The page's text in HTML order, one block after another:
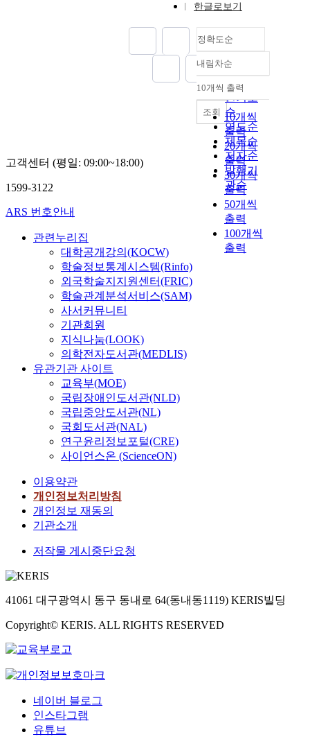
한글로보기
정확도순
정확도
순
인기도
순
연도순
제목순
저자순
발행기
관순
내림차순
내림차순
10개씩 출력
10개씩
출력
20개씩
출력
30개씩
출력
50개씩
출력
100개씩
출력
조회
고객센터 (평일: 09:00~18:00)
1599-3122
ARS 번호안내
관련누리집
대학공개강의(KOCW)
학술정보통계시스템(Rinfo)
외국학술지지원센터(FRIC)
학술관계분석서비스(SAM)
사서커뮤니티
기관회원
지식나눔(LOOK)
의학전자도서관(MEDLIS)
유관기관 사이트
교육부(MOE)
국립장애인도서관(NLD)
국립중앙도서관(NL)
국회도서관(NAL)
연구윤리정보포털(CRE)
사이언스온 (ScienceON)
이용약관
개인정보처리방침
개인정보 재동의
기관소개
저작물 게시중단요청
41061 대구광역시 동구 동내로 64(동내동1119) KERIS빌딩
Copyright© KERIS. ALL RIGHTS RESERVED
네이버 블로그
인스타그램
유튜브